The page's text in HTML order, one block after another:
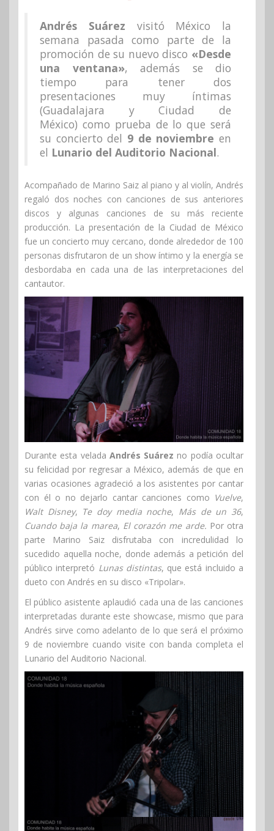
Andrés Suárez visitó México la
semana pasada como parte de la
promoción de su nuevo disco «Desde
una ventana», además se dio
tiempo para tener dos
presentaciones muy íntimas
(Guadalajara y Ciudad de
México) como prueba de lo que será
su concierto del 9 de noviembre en
el Lunario del Auditorio Nacional.
Acompañado de Marino Saiz al piano y al violín, Andrés
regaló dos noches con canciones de sus anteriores
discos y algunas canciones de su más reciente
producción. La presentación de la Ciudad de México
fue un concierto muy cercano, donde alrededor de 100
personas disfrutaron de un show íntimo y la energía se
desbordaba en cada una de las interpretaciones del
cantautor.
Durante esta velada Andrés Suárez no podía ocultar
su felicidad por regresar a México, además de que en
varias ocasiones agradeció a los asistentes por cantar
con él o no dejarlo cantar canciones como Vuelve,
Walt Disney, Te doy media noche, Más de un 36,
Cuando baja la marea, El corazón me arde. Por otra
parte Marino Saiz disfrutaba con incredulidad lo
sucedido aquella noche, donde además a petición del
público interpretó Lunas distintas, que está incluido a
dueto con Andrés en su disco «Tripolar».
El público asistente aplaudió cada una de las canciones
interpretadas durante este showcase, mismo que para
Andrés sirve como adelanto de lo que será el próximo
9 de noviembre cuando visite con banda completa el
Lunario del Auditorio Nacional.